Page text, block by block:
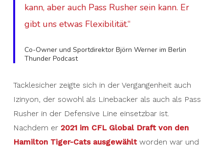
kann, aber auch Pass Rusher sein kann. Er
gibt uns etwas Flexibilität.“
Co-Owner und Sportdirektor Björn Werner im Berlin
Thunder Podcast
Tacklesicher zeigte sich in der Vergangenheit auch
Izinyon, der sowohl als Linebacker als auch als Pass
Rusher in der Defensive Line einsetzbar ist.
Nachdem er 2021 im CFL Global Draft von den
Hamilton Tiger-Cats ausgewähltworden war und